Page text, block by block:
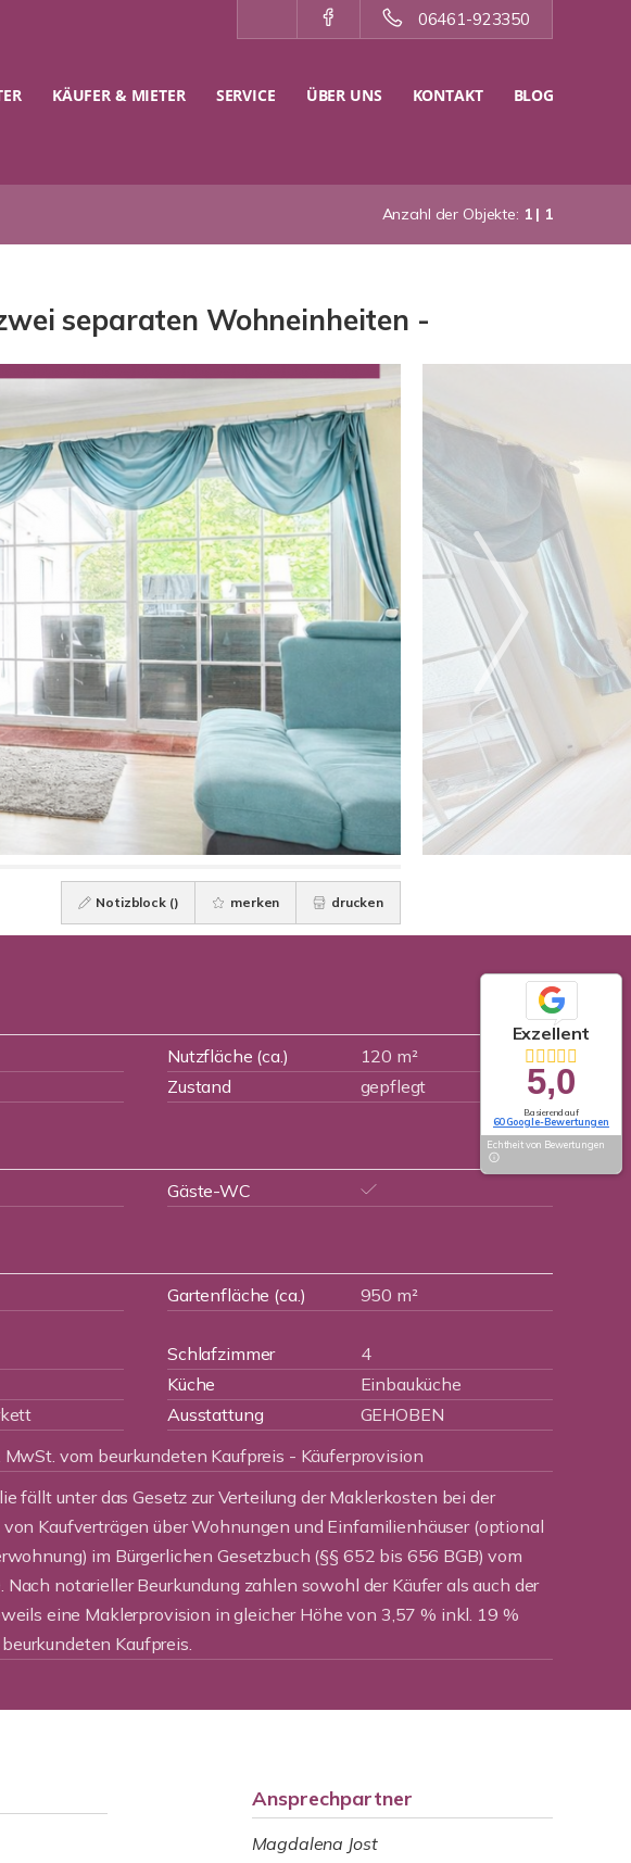
06461-923350
KÄUFER & MIETER SERVICE ÜBER UNS KONTAKT BLOG
Anzahl der Objekte: 1 | 1
separaten Wohneinheiten -
Notizblock () merken drucken
Nutzfläche (ca.)
120 m²
Zustand gepflegt
Gäste-WC
Gartenfläche (ca.)
950 m²
Schlafzimmer
4
Küche
Einbauküche
Ausstattung
GEHOBEN
MwSt. vom beurkundeten Kaufpreis - Käuferprovision
fällt unter das Gesetz zur Verteilung der Maklerkosten bei der
Kaufverträgen über Wohnungen und Einfamilienhäuser (optional
im Bürgerlichen Gesetzbuch (§§ 652 bis 656 BGB) vom
Nach notarieller Beurkundung zahlen sowohl der Käufer als auch der
eine Maklerprovision in gleicher Höhe von 3,57 % inkl. 19 %
Kaufpreis.
Ansprechpartner
Magdalena Jost
Exzellent
5,0
Basierend auf
60 Google-Bewertungen
Echtheit von Bewertungen